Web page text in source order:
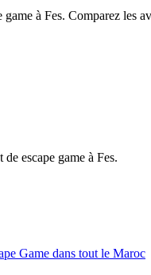
à Fes. Comparez les
de escape game à Fes.
Game dans tout le Maroc